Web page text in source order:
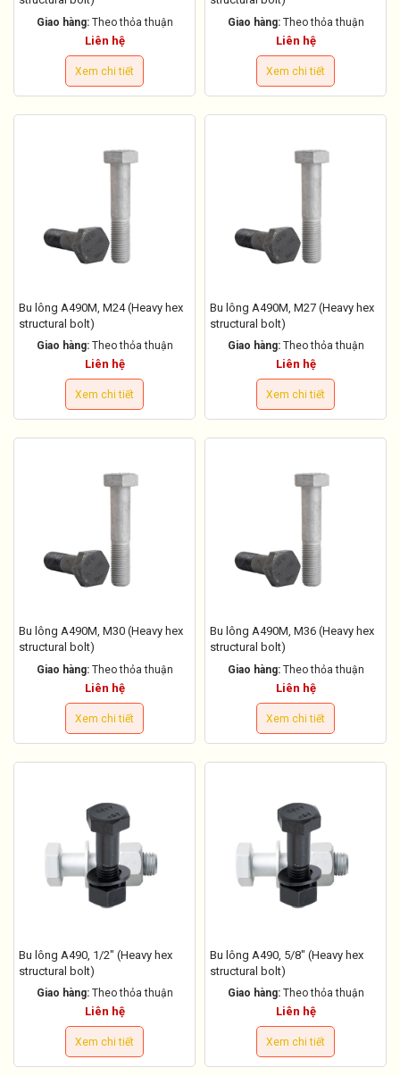
Giao hàng: Theo thỏa thuận
Liên hệ
Xem chi tiết
Giao hàng: Theo thỏa thuận
Liên hệ
Xem chi tiết
Bu lông A490M, M24 (Heavy hex
structural bolt)
Giao hàng: Theo thỏa thuận
Liên hệ
Xem chi tiết
Bu lông A490M, M27 (Heavy hex
structural bolt)
Giao hàng: Theo thỏa thuận
Liên hệ
Xem chi tiết
Bu lông A490M, M30 (Heavy hex
structural bolt)
Giao hàng: Theo thỏa thuận
Liên hệ
Xem chi tiết
Bu lông A490M, M36 (Heavy hex
structural bolt)
Giao hàng: Theo thỏa thuận
Liên hệ
Xem chi tiết
Bu lông A490, 1/2" (Heavy hex
structural bolt)
Giao hàng: Theo thỏa thuận
Liên hệ
Xem chi tiết
Bu lông A490, 5/8" (Heavy hex
structural bolt)
Giao hàng: Theo thỏa thuận
Liên hệ
Xem chi tiết